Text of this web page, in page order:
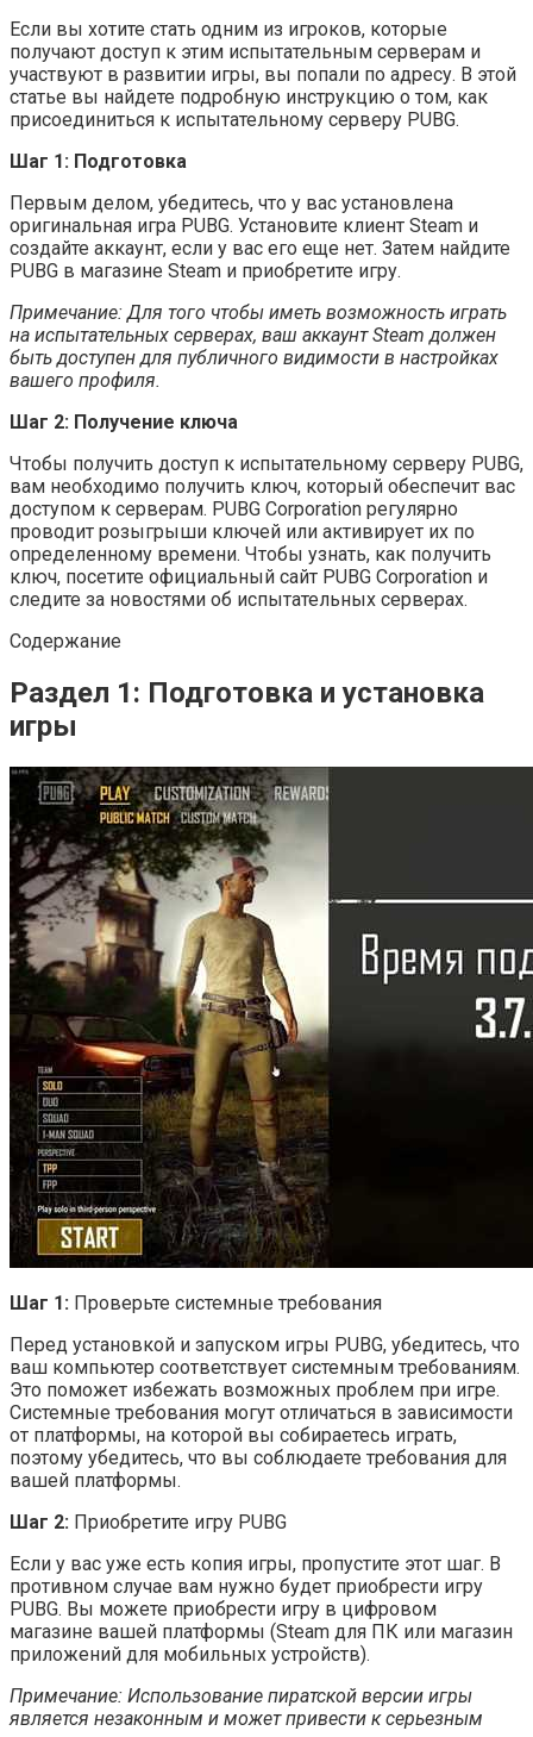
Если вы хотите стать одним из игроков, которые
получают доступ к этим испытательным серверам и
участвуют в развитии игры, вы попали по адресу. В этой
статье вы найдете подробную инструкцию о том, как
присоединиться к испытательному серверу PUBG.
Шаг 1: Подготовка
Первым делом, убедитесь, что у вас установлена
оригинальная игра PUBG. Установите клиент Steam и
создайте аккаунт, если у вас его еще нет. Затем найдите
PUBG в магазине Steam и приобретите игру.
Примечание: Для того чтобы иметь возможность играть
на испытательных серверах, ваш аккаунт Steam должен
быть доступен для публичного видимости в настройках
вашего профиля.
Шаг 2: Получение ключа
Чтобы получить доступ к испытательному серверу PUBG,
вам необходимо получить ключ, который обеспечит вас
доступом к серверам. PUBG Corporation регулярно
проводит розыгрыши ключей или активирует их по
определенному времени. Чтобы узнать, как получить
ключ, посетите официальный сайт PUBG Corporation и
следите за новостями об испытательных серверах.
Содержание
Раздел 1: Подготовка и установка
игры
Шаг 1: Проверьте системные требования
Перед установкой и запуском игры PUBG, убедитесь, что
ваш компьютер соответствует системным требованиям.
Это поможет избежать возможных проблем при игре.
Системные требования могут отличаться в зависимости
от платформы, на которой вы собираетесь играть,
поэтому убедитесь, что вы соблюдаете требования для
вашей платформы.
Шаг 2: Приобретите игру PUBG
Если у вас уже есть копия игры, пропустите этот шаг. В
противном случае вам нужно будет приобрести игру
PUBG. Вы можете приобрести игру в цифровом
магазине вашей платформы (Steam для ПК или магазин
приложений для мобильных устройств).
Примечание: Использование пиратской версии игры
является незаконным и может привести к серьезным